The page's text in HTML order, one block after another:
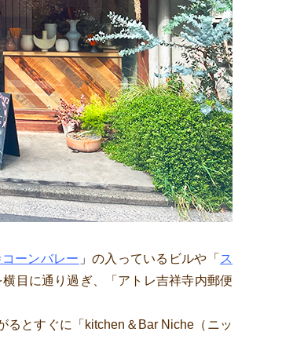
ーンバレー 」 の入っているビルや 「 ス
横目に通り過ぎ、「アトレ吉祥寺内郵便
とすぐに「kitchen＆Bar Niche（ニッ